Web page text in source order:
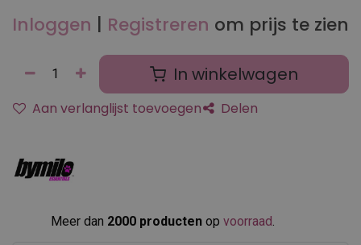
Inloggen | Registreren om prijs te zien
In winkelwagen
Aan verlanglijst toevoegen Delen
Meer dan 2000 producten op voorraad